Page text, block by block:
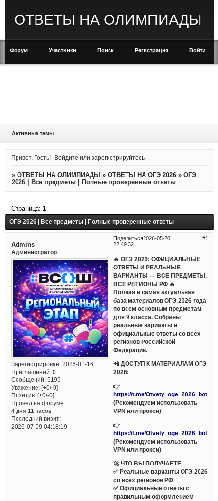
ОТВЕТЫ НА ОЛИМПИАДЫ
Форум Участники Поиск Регистрация Войти
Активные темы
Привет, Гость! Войдите илизарегистрируйтесь
» ОТВЕТЫ НА ОЛИМПИАДЫ » ОТВЕТЫ НА ОГЭ 2026 » ОГЭ
2026 | Все предметы | Полные проверенные ответы
ОГЭ 2026 | Все предметы | Полные проверенные ответы
Страница: 1
Поделиться 1
2026-05-20
22:49:32
Admins
Администратор
Зарегистрирован: 2026-01-16
Приглашений:0
Сообщений:5195
Уважение: [+0/-0]
Позитив: [+0/-0]
Провел на форуме:
4 дня 11 часов
Последний визит:
2026-07-09 04:18:19
🔥 ОГЭ 2026: ОФИЦИАЛЬНЫЕ
ОТВЕТЫ И РЕАЛЬНЫЕ
ВАРИАНТЫ — ВСЕ ПРЕДМЕТЫ,
ВСЕ РЕГИОНЫ РФ 🔥
Полная и самая актуальная
база материалов ОГЭ 2026 года
по всем основным предметам
для 9 класса. Собраны
реальные варианты и
официальные ответы со всех
регионов Российской
Федерации.
📲 ДОСТУП К МАТЕРИАЛАМ ОГЭ
2026:
👉
https://t.me/Otvety_oge_2026_bot
(Рекомендуем использовать
VPN или прокси)
👉
https://t.me/Otvety_oge_2026_bot
(Рекомендуем использовать
VPN или прокси)
🚀 ЧТО ВЫ ПОЛУЧАЕТЕ:
✅ Реальные варианты ОГЭ 2026
со всех регионов РФ
✅ Официальные ответы с
правильным оформлением